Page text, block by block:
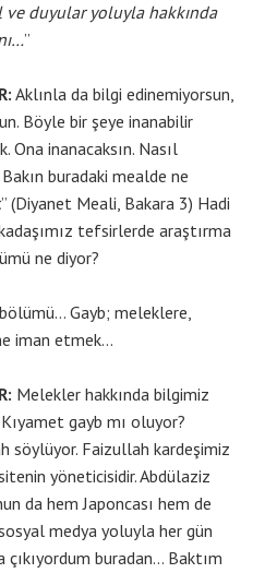
ve duyular yoluyla hakkında
”
Aklınla da bilgi edinemiyorsun,
Böyle bir şeye inanabilir
Ona inanacaksın. Nasıl
buradaki mealde ne
” (Diyanet Meali, Bakara 3) Hadi
tefsirlerde araştırma
ne diyor?
Gayb; meleklere,
iman etmek…
Melekler hakkında bilgimiz
gayb mı oluyor?
söylüyor. Faizullah kardeşimiz
yöneticisidir. Abdülaziz
da hem Japoncası hem de
medya yoluyla her gün
buradan… Baktım